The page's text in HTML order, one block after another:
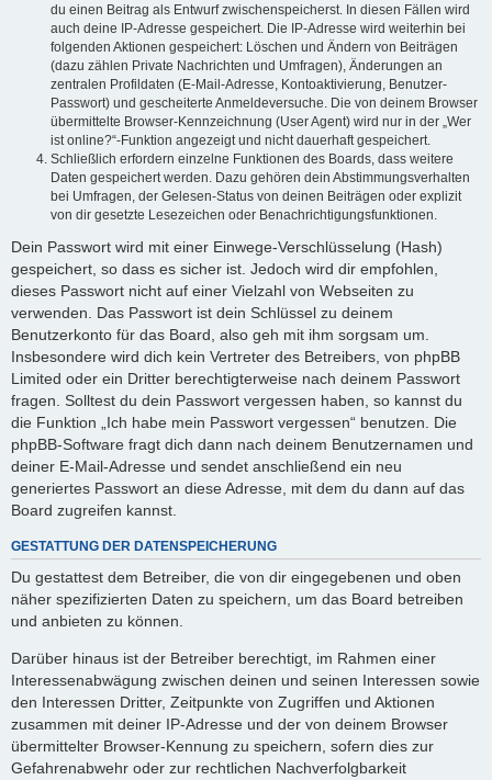
du einen Beitrag als Entwurf zwischenspeicherst. In diesen Fällen wird
auch deine IP-Adresse gespeichert. Die IP-Adresse wird weiterhin bei
folgenden Aktionen gespeichert: Löschen und Ändern von Beiträgen
(dazu zählen Private Nachrichten und Umfragen), Änderungen an
zentralen Profildaten (E-Mail-Adresse, Kontoaktivierung, Benutzer-
Passwort) und gescheiterte Anmeldeversuche. Die von deinem Browser
übermittelte Browser-Kennzeichnung (User Agent) wird nur in der „Wer
ist online?“-Funktion angezeigt und nicht dauerhaft gespeichert.
Schließlich erfordern einzelne Funktionen des Boards, dass weitere
Daten gespeichert werden. Dazu gehören dein Abstimmungsverhalten
bei Umfragen, der Gelesen-Status von deinen Beiträgen oder explizit
von dir gesetzte Lesezeichen oder Benachrichtigungsfunktionen.
Dein Passwort wird mit einer Einwege-Verschlüsselung (Hash)
gespeichert, so dass es sicher ist. Jedoch wird dir empfohlen,
dieses Passwort nicht auf einer Vielzahl von Webseiten zu
verwenden. Das Passwort ist dein Schlüssel zu deinem
Benutzerkonto für das Board, also geh mit ihm sorgsam um.
Insbesondere wird dich kein Vertreter des Betreibers, von phpBB
Limited oder ein Dritter berechtigterweise nach deinem Passwort
fragen. Solltest du dein Passwort vergessen haben, so kannst du
die Funktion „Ich habe mein Passwort vergessen“ benutzen. Die
phpBB-Software fragt dich dann nach deinem Benutzernamen und
deiner E-Mail-Adresse und sendet anschließend ein neu
generiertes Passwort an diese Adresse, mit dem du dann auf das
Board zugreifen kannst.
GESTATTUNG DER DATENSPEICHERUNG
Du gestattest dem Betreiber, die von dir eingegebenen und oben
näher spezifizierten Daten zu speichern, um das Board betreiben
und anbieten zu können.
Darüber hinaus ist der Betreiber berechtigt, im Rahmen einer
Interessenabwägung zwischen deinen und seinen Interessen sowie
den Interessen Dritter, Zeitpunkte von Zugriffen und Aktionen
zusammen mit deiner IP-Adresse und der von deinem Browser
übermittelter Browser-Kennung zu speichern, sofern dies zur
Gefahrenabwehr oder zur rechtlichen Nachverfolgbarkeit